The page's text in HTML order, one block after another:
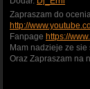
Zapraszam do
http://
Fanpage https://
Mam nadzieje ze
Oraz Zapraszam na